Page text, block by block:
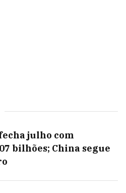
julho com
bilhões; China segue